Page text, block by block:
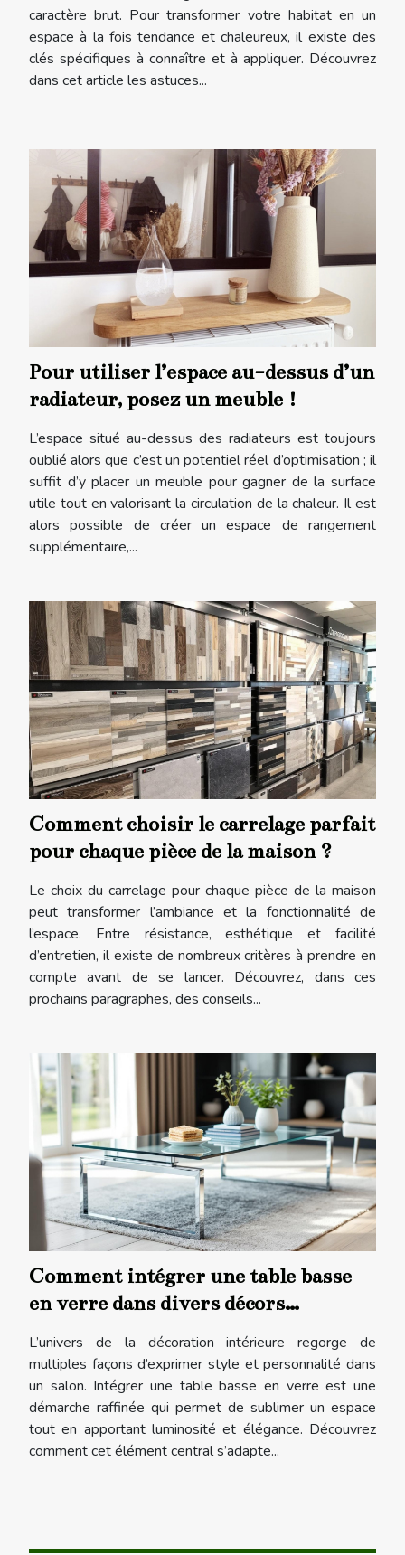
caractère brut. Pour transformer votre habitat en un
espace à la fois tendance et chaleureux, il existe des
clés spécifiques à connaître et à appliquer. Découvrez
dans cet article les astuces...
Pour utiliser l’espace au-dessus d’un
radiateur, posez un meuble !
L’espace situé au-dessus des radiateurs est toujours
oublié alors que c’est un potentiel réel d’optimisation ; il
suffit d’y placer un meuble pour gagner de la surface
utile tout en valorisant la circulation de la chaleur. Il est
alors possible de créer un espace de rangement
supplémentaire,...
Comment choisir le carrelage parfait
pour chaque pièce de la maison ?
Le choix du carrelage pour chaque pièce de la maison
peut transformer l’ambiance et la fonctionnalité de
l’espace. Entre résistance, esthétique et facilité
d’entretien, il existe de nombreux critères à prendre en
compte avant de se lancer. Découvrez, dans ces
prochains paragraphes, des conseils...
Comment intégrer une table basse
en verre dans divers décors
L’univers de la décoration intérieure regorge de
multiples façons d’exprimer style et personnalité dans
un salon. Intégrer une table basse en verre est une
démarche raffinée qui permet de sublimer un espace
tout en apportant luminosité et élégance. Découvrez
comment cet élément central s’adapte...